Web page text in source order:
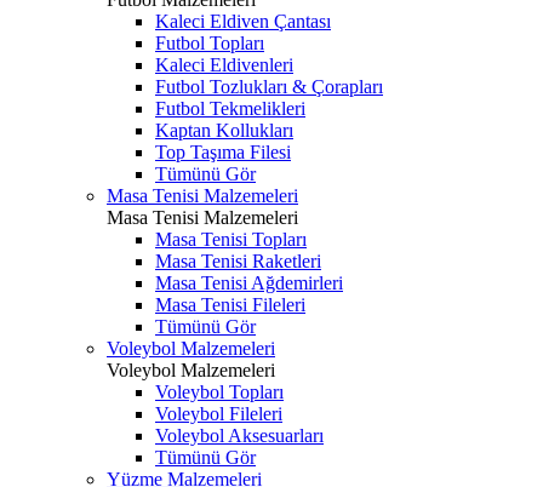
Kaleci Eldiven Çantası
Futbol Topları
Kaleci Eldivenleri
Futbol Tozlukları & Çorapları
Futbol Tekmelikleri
Kaptan Kollukları
Top Taşıma Filesi
Tümünü Gör
Masa Tenisi Malzemeleri
Masa Tenisi Malzemeleri
Masa Tenisi Topları
Masa Tenisi Raketleri
Masa Tenisi Ağdemirleri
Masa Tenisi Fileleri
Tümünü Gör
Voleybol Malzemeleri
Voleybol Malzemeleri
Voleybol Topları
Voleybol Fileleri
Voleybol Aksesuarları
Tümünü Gör
Yüzme Malzemeleri